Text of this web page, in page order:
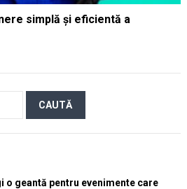
simplă și eficientă a
o geantă pentru evenimente care